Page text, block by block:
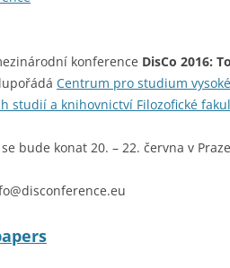
konference DisCo 2016:
Centrum pro studium
studií a knihovnictví Filozofické
bude konat 20. – 22. června v